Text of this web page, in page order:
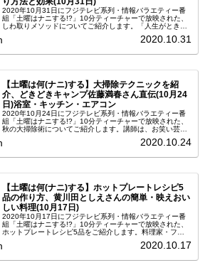
2020年10月31日にフジテレビ系列・情報バラエティー番
組「土曜はナニする!?」10分ティーチャーで放映された、
しわ取りメソッドについてご紹介します。「人生がときめ
2020.10.31
【土曜は何(ナニ)する】大掃除テクニックを紹
介、どきどきキャンプ佐藤満春さん直伝(10月24
日)浴室・キッチン・エアコン
2020年10月24日にフジテレビ系列・情報バラエティー番
組「土曜はナニする!?」10分ティーチャーで放映された、
秋の大掃除術についてご紹介します。講師は、お笑い芸人
2020.10.24
【土曜は何(ナニ)する】ホットプレートレシピ5
品の作り方、黄川田としえさんの簡単・映えおい
しい料理(10月17日)
2020年10月17日にフジテレビ系列・情報バラエティー番
組「土曜はナニする!?」10分ティーチャーで放映された、
ホットプレートレシピ5品をご紹介します。料理家・フー
2020.10.17